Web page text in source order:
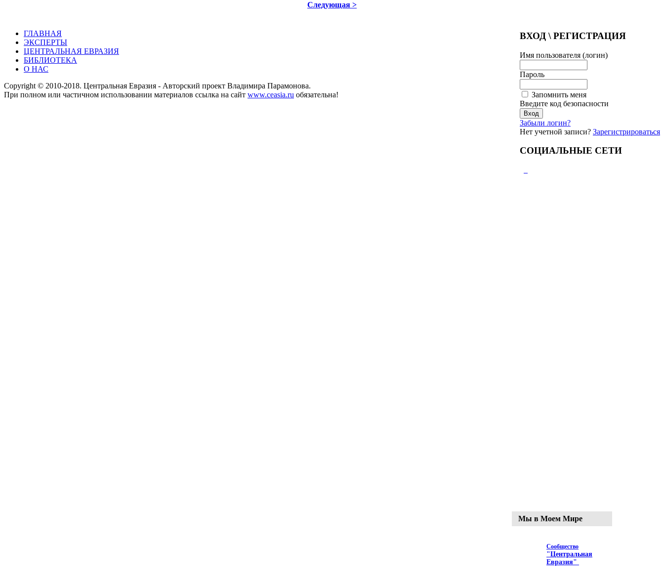
Следующая >
ВХОД \ РЕГИСТРАЦИЯ
Имя пользователя (логин)
Пароль
Запомнить меня
Введите код безопасности
Забыли логин?
Нет учетной записи? Зарегистрироваться
СОЦИАЛЬНЫЕ СЕТИ
Мы в Моем Мире
Сообщество
"Центральная
Евразия"
ГЛАВНАЯ
ЭКСПЕРТЫ
ЦЕНТРАЛЬНАЯ ЕВРАЗИЯ
БИБЛИОТЕКА
О НАС
Copyright © 2010-2018. Центральная Евразия - Авторский проект Владимира Парамонова.
При полном или частичном использовании материалов ссылка на сайт www.ceasia.ru обязательна!